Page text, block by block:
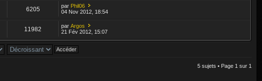
6205 par Phil06
04 Nov 2012, 18:54
11982 parArgos
21 Fév 2012, 15:07
5 sujets • Page 1 sur 1